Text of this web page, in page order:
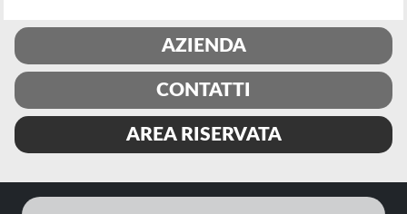
AZIENDA
CONTATTI
AREA RISERVATA